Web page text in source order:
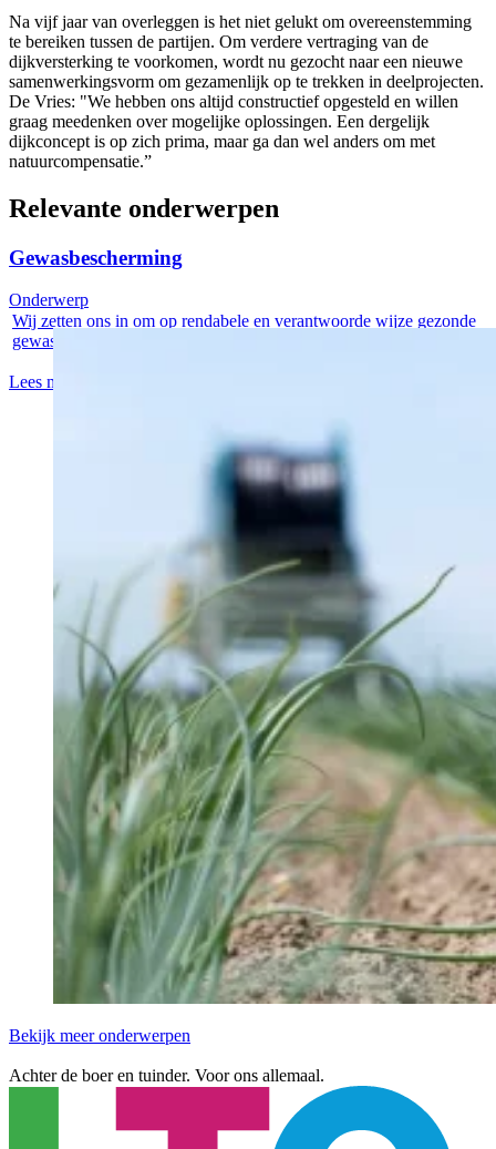
Na vijf jaar van overleggen is het niet gelukt om overeenstemming
te bereiken tussen de partijen. Om verdere vertraging van de
dijkversterking te voorkomen, wordt nu gezocht naar een nieuwe
samenwerkingsvorm om gezamenlijk op te trekken in deelprojecten.
De Vries: "We hebben ons altijd constructief opgesteld en willen
graag meedenken over mogelijke oplossingen. Een dergelijk
dijkconcept is op zich prima, maar ga dan wel anders om met
natuurcompensatie.”
Relevante onderwerpen
Gewasbescherming
Wij zetten ons in om op rendabele en verantwoorde wijze gezonde
gewassen te...
Lees meer
Onderwerp
Bekijk meer onderwerpen
Achter de boer en tuinder. Voor ons allemaal.